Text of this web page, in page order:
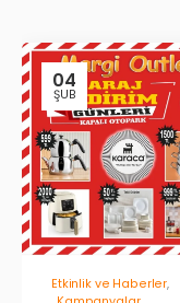
04
ŞUB
Etkinlik ve Haberler,